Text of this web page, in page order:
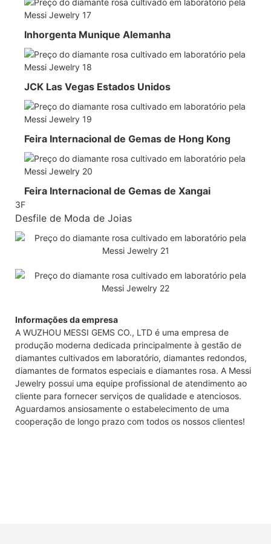
Inhorgenta Munique Alemanha
JCK Las Vegas Estados Unidos
Feira Internacional de Gemas de Hong Kong
Feira Internacional de Gemas de Xangai
3F
Desfile de Moda de Joias
Informações da empresa
A WUZHOU MESSI GEMS CO., LTD é uma empresa de
produção moderna dedicada principalmente à gestão de
diamantes cultivados em laboratório, diamantes redondos,
diamantes de formatos especiais e diamantes rosa. A Messi
Jewelry possui uma equipe profissional de atendimento ao
cliente para fornecer serviços de qualidade e atenciosos.
Aguardamos ansiosamente o estabelecimento de uma
cooperação de longo prazo com todos os nossos clientes!